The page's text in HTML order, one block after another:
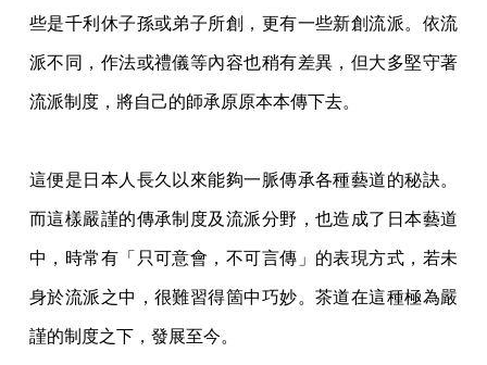
些是千利休子孫或弟子所創，更有一些新創流派。依流
派不同，作法或禮儀等內容也稍有差異，但大多堅守著
流派制度，將自己的師承原原本本傳下去。
這便是日本人長久以來能夠一脈傳承各種藝道的秘訣。
而這樣嚴謹的傳承制度及流派分野， 也造成了日本藝道
中，時常有「只可意會，不可言傳」的表現方式，若未
身於流派之中，很難習得箇中巧妙。茶道在這種極為嚴
謹的制度之下，發展至今。